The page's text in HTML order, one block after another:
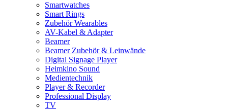
Smartwatches
Smart Rings
Zubehör Wearables
AV-Kabel & Adapter
Beamer
Beamer Zubehör & Leinwände
Digital Signage Player
Heimkino Sound
Medientechnik
Player & Recorder
Professional Display
TV